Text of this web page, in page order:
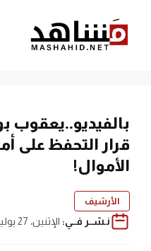
المحتوى
قرار التحفظ على
الأموال!
الأرشيف
نـشــر فــي: الإثنين، 27 يوليو 2020 | 7:33 م